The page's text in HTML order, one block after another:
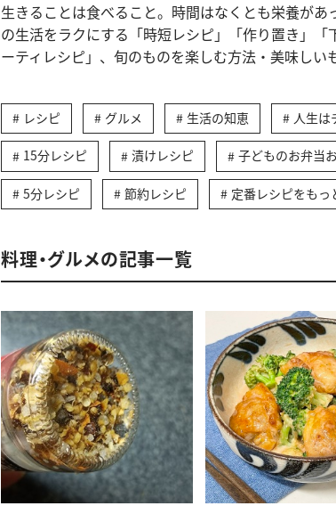
生きることは食べること。時間はなくとも栄養が
の生活をラクにする「時短レシピ」「作り置き」
ーティレシピ」、旬のものを楽しむ方法・美味しい
レシピ グルメ 生活の知恵 人生は
15分レシピ 漬けレシピ 子どものお弁当
5分レシピ 節約レシピ 定番レシピをもっ
料理・グルメの記事一覧